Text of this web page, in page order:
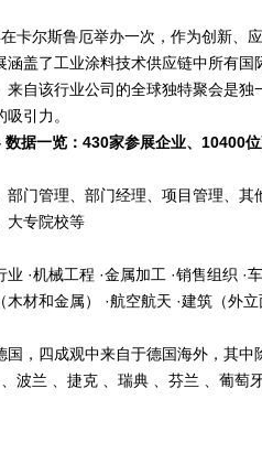
卡尔斯鲁厄举办一次，作为创新、
涵盖了工业涂料技术供应链中所有
来自该行业公司的全球独特聚会是
引力。
数据一览：430家参展企业、10400位
部门管理、部门经理、项目管理、其
大专院校等
业 ·机械工程 ·金属加工 ·销售组织 ·
木材和金属） ·航空航天 ·建筑（外立
国，四成观中来自于德国海外，其
波兰 、捷克 、瑞典 、芬兰 、葡萄牙